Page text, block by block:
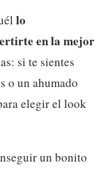
lo
en la mejor
si te sientes
o un ahumado
elegir el look
un bonito